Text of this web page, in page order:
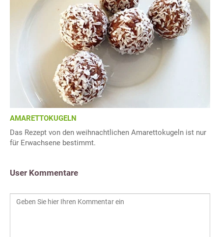
AMARETTOKUGELN
Das Rezept von den weihnachtlichen Amarettokugeln ist nur
für Erwachsene bestimmt.
User Kommentare